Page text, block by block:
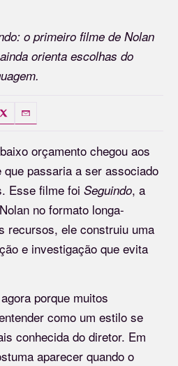
o primeiro filme de Nolan
orienta escolhas do
orçamento chegou aos
passaria a ser associado
Esse filme foi Seguindo, a
no formato longa-
recursos, ele construiu uma
e investigação que evita
porque muitos
como um estilo se
conhecida do diretor. Em
aparecer quando o